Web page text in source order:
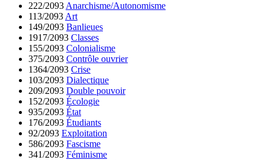
222/2093 Anarchisme/Autonomisme
113/2093 Art
149/2093 Banlieues
1917/2093 Classes
155/2093 Colonialisme
375/2093 Contrôle ouvrier
1364/2093 Crise
103/2093 Dialectique
209/2093 Double pouvoir
152/2093 Écologie
935/2093 État
176/2093 Étudiants
92/2093 Exploitation
586/2093 Fascisme
341/2093 Féminisme